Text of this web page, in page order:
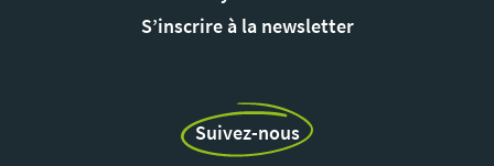
S’inscrire à la newsletter
Suivez-nous